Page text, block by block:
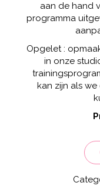
aan de hand
programma
Opgelet :
in onze
kan zijn als